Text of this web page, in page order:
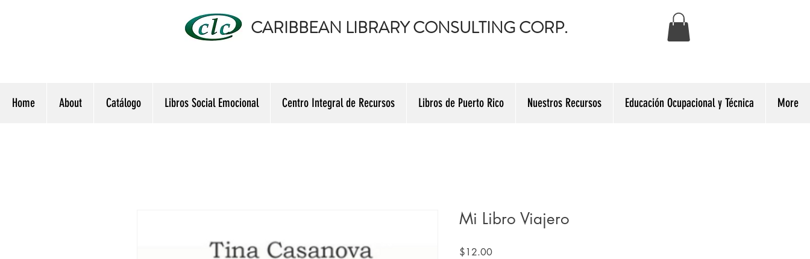
CARIBBEAN LIBRARY CONSULTING CORP.
Home About Catálogo Libros Social Emocional Centro Integral de Recursos Libros de Puerto Rico Nuestros Recursos Educación Ocupacional y Técnica More
Mi Libro Viajero
$12.00Precio